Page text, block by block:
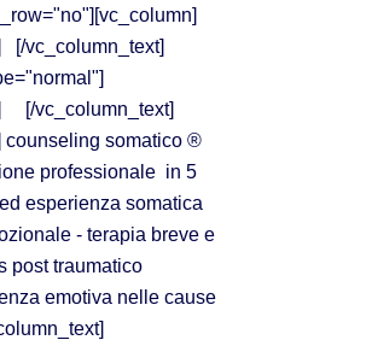
[/vc_column_text]
[/vc_column_text]
counseling somatico ®
professionale in 5
esperienza somatica
- terapia breve e
post traumatico
emotiva nelle cause